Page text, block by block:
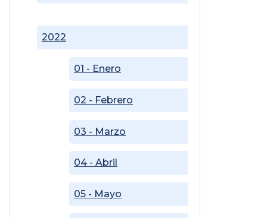
2022
01 - Enero
02 - Febrero
03 - Marzo
04 - Abril
05 - Mayo